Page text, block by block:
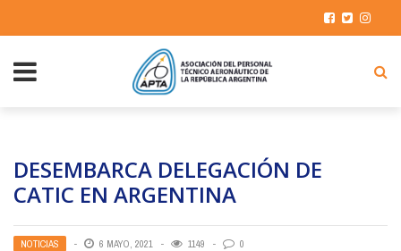
DESEMBARCA DELEGACIÓN DE
CATIC EN ARGENTINA
NOTICIAS 6 MAYO, 2021 1149 0